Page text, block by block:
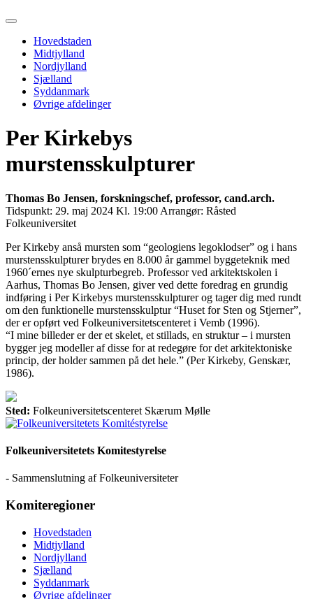
Primary
Hovedstaden
Midtjylland
Nordjylland
Sjælland
Syddanmark
Øvrige afdelinger
Per Kirkebys
murstensskulpturer
Thomas Bo Jensen, forskningschef, professor, cand.arch.
Tidspunkt: 29. maj 2024 Kl. 19:00 Arrangør: Råsted
Folkeuniversitet
Per Kirkeby anså mursten som “geologiens legoklodser” og i hans
murstensskulpturer brydes en 8.000 år gammel byggeteknik med
1960´ernes nye skulpturbegreb. Professor ved arkitektskolen i
Aarhus, Thomas Bo Jensen, giver ved dette foredrag en grundig
indføring i Per Kirkebys murstensskulpturer og tager dig med rundt
om den funktionelle murstensskulptur “Huset for Sten og Stjerner”,
der er opført ved Folkeuniversitetscenteret i Vemb (1996).
“I mine billeder er der et skelet, et stillads, en struktur – i mursten
bygger jeg modeller af disse for at redegøre for det arkitektoniske
princip, der holder sammen på det hele.” (Per Kirkeby, Genskær,
1986).
Sted: Folkeuniversitetscenteret Skærum Mølle
Folkeuniversitetets Komitestyrelse
- Sammenslutning af Folkeuniversiteter
Komiteregioner
Hovedstaden
Midtjylland
Nordjylland
Sjælland
Syddanmark
Øvrige afdelinger